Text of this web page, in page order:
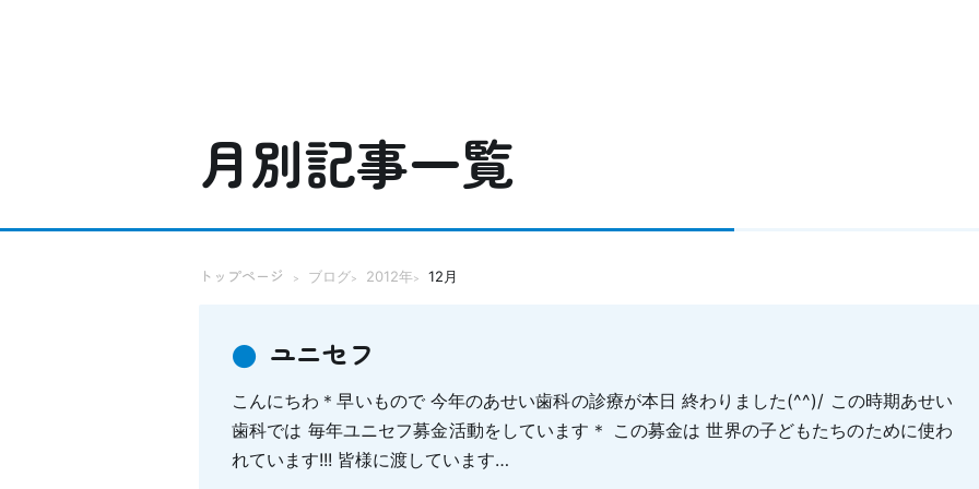
月別記事一覧
トップページ > ブログ> 2012年> 12月
ユニセフ
こんにちわ＊早いもので 今年のあせい歯科の診療が本日 終わりました(^^)/ この時期あせい
歯科では 毎年ユニセフ募金活動をしています＊ この募金は 世界の子どもたちのために使わ
れています!!! 皆様に渡しています…